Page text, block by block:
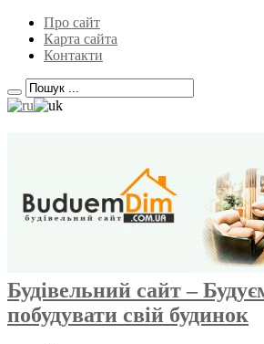
Про сайт
Карта сайта
Контакти
Будівельний сайт –
побудувати свій будинок